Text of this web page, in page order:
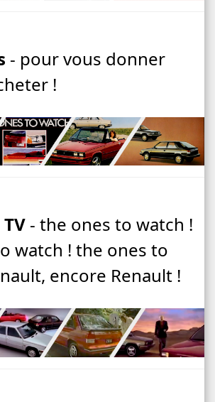
- pour vous donner
!
- the ones to watch !
watch ! the ones to
encore Renault !